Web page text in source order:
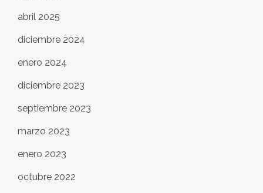
abril 2025
diciembre 2024
enero 2024
diciembre 2023
septiembre 2023
marzo 2023
enero 2023
octubre 2022